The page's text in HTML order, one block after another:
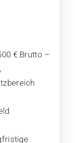
€ Brutto –